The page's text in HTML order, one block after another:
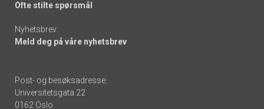
Ofte stilte spørsmål
Nyhetsbrev:
Meld deg på våre nyhetsbrev
Post- og besøksadresse:
Universitetsgata 22
0162 Oslo